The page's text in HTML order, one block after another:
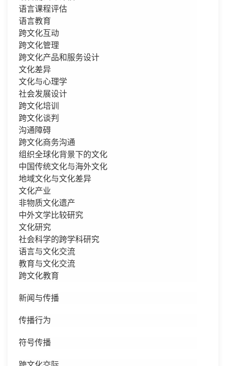
语言课程评估
语言教育
跨文化互动
跨文化管理
跨文化产品和服务设计
文化差异
文化与心理学
社会发展设计
跨文化培训
跨文化谈判
沟通障碍
跨文化商务沟通
组织全球化背景下的文化
中国传统文化与海外文化
地域文化与文化差异
文化产业
非物质文化遗产
中外文学比较研究
文化研究
社会科学的跨学科研究
语言与文化交流
教育与文化交流
跨文化教育
新闻与传播
传播行为
符号传播